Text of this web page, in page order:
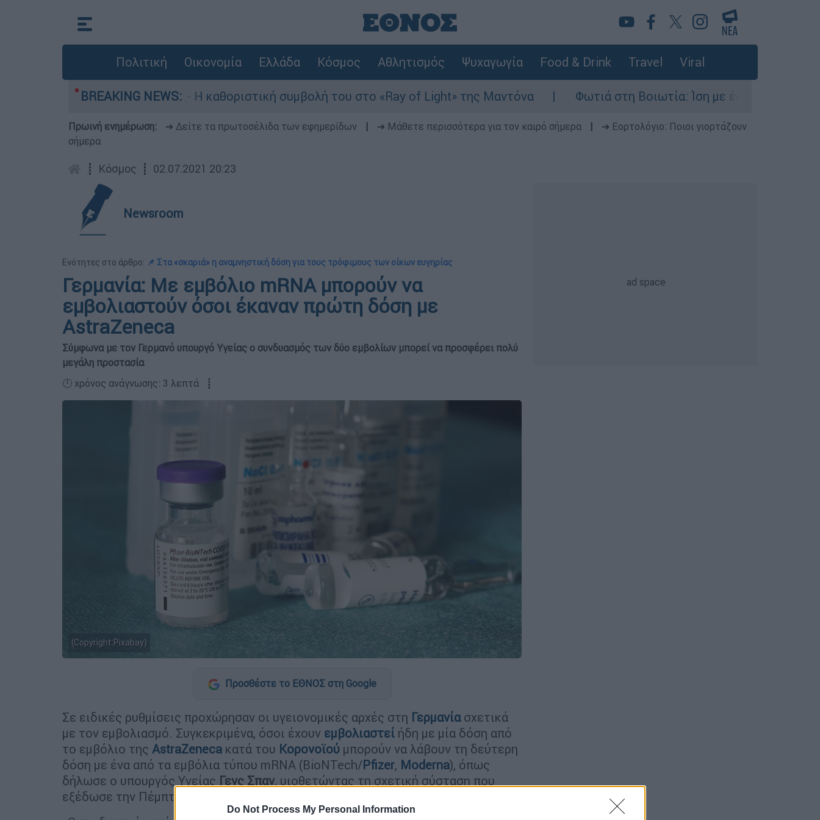
Do Not Process My Personal Information
Πολιτική Οικονομία Ελλάδα Κόσμος Αθλητισμός Ψυχαγωγία Food & Drink Travel Viral
BREAKING NEWS:
Γουίλιαμ Όρμπιτ - Η καθοριστική συμβολή του στο «Ray of Light» της Μαντόνα Φωτιά στη Βοιωτία: Ίση με έξι ατομικές βόμβες της
Πρωινή ενημέρωση: ➔ Δείτε τα πρωτοσέλιδα των εφημερίδων ➔ Μάθετε περισσότερα για τον καιρό σήμερα
➔ Εορτολόγιο: Ποιοι γιορτάζουν
σήμερα
┋ Κόσμος ┋ 02.07.2021 20:23
Newsroom
Ενότητες στο άρθρο: 📌 Στα «σκαριά» η αναμνηστική δόση για τους τρόφιμους των οίκων ευγηρίας
Γερμανία: Με εμβόλιο mRNA μπορούν να
εμβολιαστούν όσοι έκαναν πρώτη δόση με
AstraZeneca
Σύμφωνα με τον Γερμανό υπουργό Υγείας ο συνδυασμός των δύο εμβολίων μπορεί να προσφέρει πολύ
μεγάλη προστασία
🕛 χρόνος ανάγνωσης: 3 λεπτά ┋
(Copyright:Pixabay)
Προσθέστε το ΕΘΝΟΣ στη Google
Σε ειδικές ρυθμίσεις προχώρησαν οι υγειονομικές αρχές στη Γερμανίασχετικά
με τον εμβολιασμό. Συγκεκριμένα, όσοι έχουν εμβολιαστεί ήδη με μία δόση από
το εμβόλιο της AstraZeneca κατά του Κορονοϊού μπορούν να λάβουν τη δεύτερη
δόση με ένα από τα εμβόλια τύπου mRNA (BioNTech/Pfizer, Moderna), όπως
δήλωσε ο υπουργός Υγείας Γενς Σπαν, υιοθετώντας τη σχετική σύσταση που
εξέδωσε την Πέμπτη η